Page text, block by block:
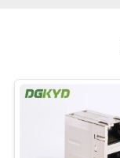
SULLA
PRIVACY